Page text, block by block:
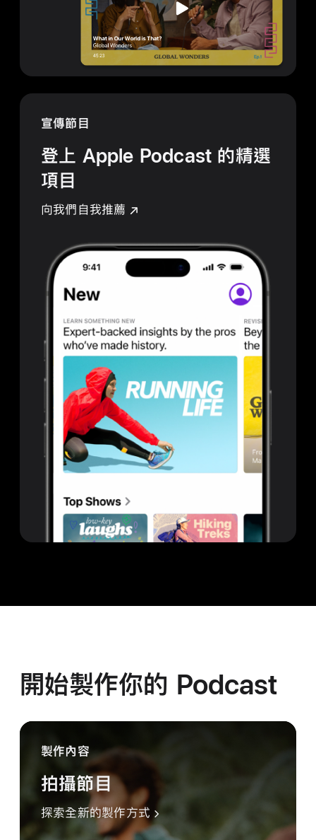
宣傳節目
登上 Apple Podcast 的精選
項目
向我們自我推薦
開始製作你的 Podcast
製作內容
拍攝節目
探索全新的製作方式